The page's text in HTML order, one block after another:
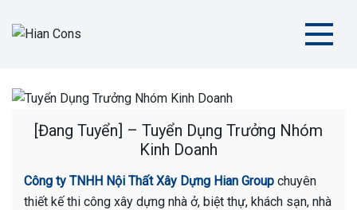
[Đang Tuyển] – Tuyển Dụng Trưởng Nhóm
Kinh Doanh
Công ty TNHH Nội Thất Xây Dựng Hian Group chuyên
thiết kế thi công xây dựng nhà ở, biệt thự, khách sạn, nhà